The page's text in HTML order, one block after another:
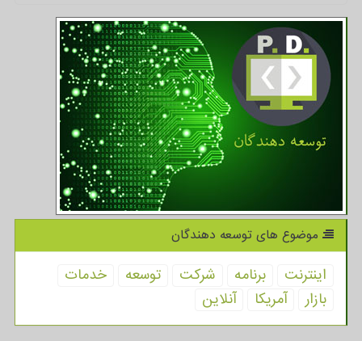
موضوع های توسعه دهندگان
اینترنت برنامه شركت توسعه
خدمات
بازار
آمریكا آنلاین